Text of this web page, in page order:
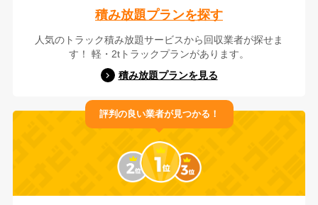
積み放題プランを探す
人気のトラック積み放題サービスから回収業者が探せま
す！ 軽・2tトラックプランがあります。
積み放題プランを見る
評判の良い業者が見つかる！